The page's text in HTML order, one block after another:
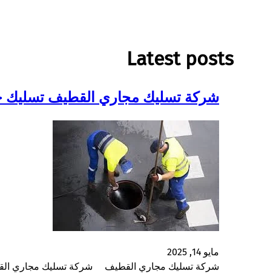
Latest posts
شركة تسليك مجاري القطيف تسليك
مايو 14, 2025
شركة تسليك مجاري القطيف شركة تسليك مجاري القطيف